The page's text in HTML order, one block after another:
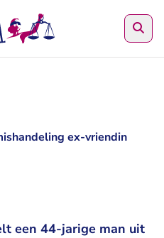
ex-vriendin
een 44-jarige man uit